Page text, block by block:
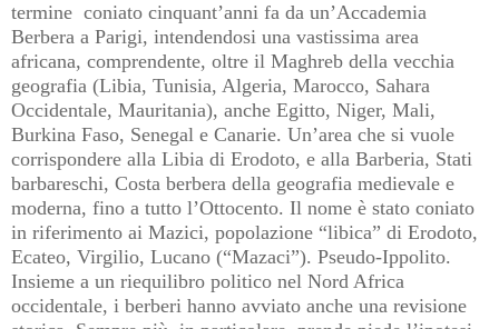
termine coniato cinquant’anni fa da un’Accademia
Berbera a Parigi, intendendosi una vastissima area
africana, comprendente, oltre il Maghreb della vecchia
geografia (Libia, Tunisia, Algeria, Marocco, Sahara
Occidentale, Mauritania), anche Egitto, Niger, Mali,
Burkina Faso, Senegal e Canarie. Un’area che si vuole
corrispondere alla Libia di Erodoto, e alla Barberia, Stati
barbareschi, Costa berbera della geografia medievale e
moderna, fino a tutto l’Ottocento. Il nome è stato coniato
in riferimento ai Mazici, popolazione “libica” di Erodoto,
Ecateo, Virgilio, Lucano (“Mazaci”). Pseudo-Ippolito.
Insieme a un riequilibro politico nel Nord Africa
occidentale, i berberi hanno avviato anche una revisione